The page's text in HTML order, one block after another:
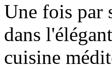
Une fois par
dans
cuisine